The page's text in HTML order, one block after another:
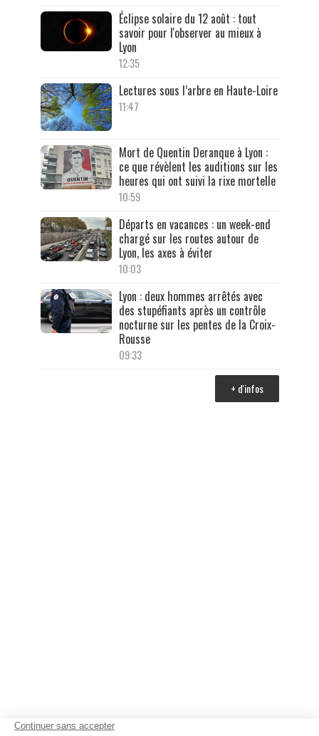
Éclipse solaire du 12 août : tout
savoir pour l'observer au mieux à
Lyon
12:35
Lectures sous l’arbre en Haute-Loire
11:47
Mort de Quentin Deranque à Lyon :
ce que révèlent les auditions sur les
heures qui ont suivi la rixe mortelle
10:59
Départs en vacances : un week-end
chargé sur les routes autour de
Lyon, les axes à éviter
10:03
Lyon : deux hommes arrêtés avec
des stupéfiants après un contrôle
nocturne sur les pentes de la Croix-
Rousse
09:33
+ d'infos